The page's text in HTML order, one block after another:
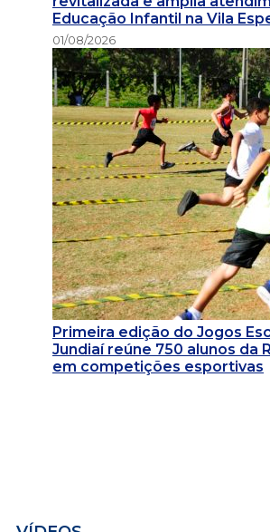
Educação Infantil na Vila
01/08/2026
Primeira edição do Jogos
Jundiaí reúne 750 alunos da
em competições esportivas